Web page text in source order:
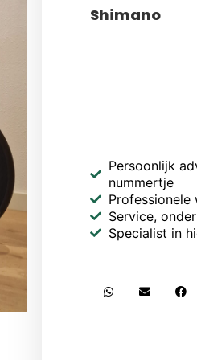
Shimano
Persoonlijk
nummertje
Service,
Specialist in